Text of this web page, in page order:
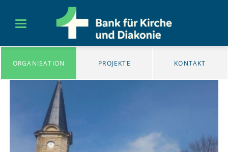
ORGANISATION PROJEKTE KONTAKT